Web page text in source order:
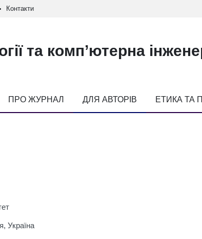
Контакти
та комп’ютерна
ПРО ЖУРНАЛ ДЛЯ АВТОРІВ ЕТИКА ТА
Україна